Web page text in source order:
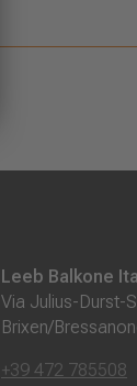
Leeb Balkone
Via Julius-Durst-
Brixen/
+39 472 785508